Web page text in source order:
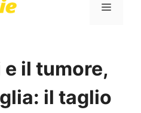
Menu
il tumore,
il taglio